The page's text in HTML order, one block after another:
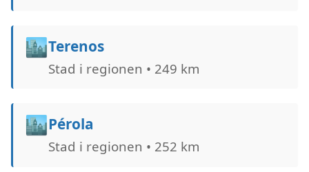
🏙️Terenos
Stad i regionen • 249 km
🏙️Pérola
Stad i regionen • 252 km